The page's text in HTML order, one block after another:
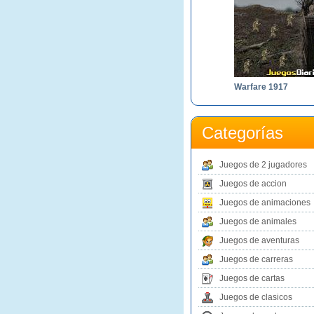
Warfare 1917
Categorías
Juegos de 2 jugadores
Juegos de accion
Juegos de animaciones
Juegos de animales
Juegos de aventuras
Juegos de carreras
Juegos de cartas
Juegos de clasicos